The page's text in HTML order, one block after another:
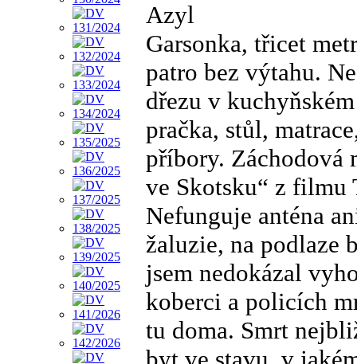
Azyl
Garsonka, třicet
patro bez výtahu.
dřezu v
pračka, stůl,
příbory. Záchodová
ve Skotsku“ z filmu
Nefunguje anténa
žaluzie, na podlaze
jsem nedokázal
koberci a policích
tu doma. Smrt